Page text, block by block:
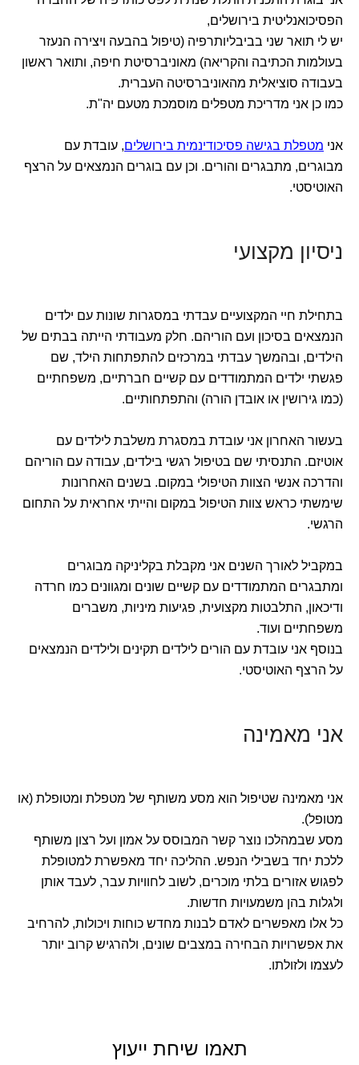
הפסיכואנליטית בירושלים,
יש לי תואר שני בביבליותרפיה (טיפול בהבעה ויצירה הנעזר
בעולמות הכתיבה והקריאה) מאוניברסיטת חיפה, ותואר ראשון
בעבודה סוציאלית מהאוניברסיטה העברית.
כמו כן אני מדריכת מטפלים מוסמכת מטעם יה"ת.
אני מטפלת בגישה פסיכודינמית בירושלים, עובדת עם
מבוגרים, מתבגרים והורים. וכן עם בוגרים הנמצאים על הרצף
האוטיסטי.
ניסיון מקצועי
בתחילת חיי המקצועיים עבדתי במסגרות שונות עם ילדים
הנמצאים בסיכון ועם הוריהם. חלק מעבודתי הייתה בבתים של
הילדים, ובהמשך עבדתי במרכזים להתפתחות הילד, שם
פגשתי ילדים המתמודדים עם קשיים חברתיים, משפחתיים
(כמו גירושין או אובדן הורה) והתפתחותיים.
בעשור האחרון אני עובדת במסגרת משלבת לילדים עם
אוטיזם. התנסיתי שם בטיפול רגשי בילדים, עבודה עם הוריהם
והדרכה אנשי הצוות הטיפולי במקום. בשנים האחרונות
שימשתי כראש צוות הטיפול במקום והייתי אחראית על התחום
הרגשי.
במקביל לאורך השנים אני מקבלת בקליניקה מבוגרים
ומתבגרים המתמודדים עם קשיים שונים ומגוונים כמו חרדה
ודיכאון, התלבטות מקצועית, פגיעות מיניות, משברים
משפחתיים ועוד.
בנוסף אני עובדת עם הורים לילדים תקינים ולילדים הנמצאים
על הרצף האוטיסטי.
אני מאמינה
אני מאמינה שטיפול הוא מסע משותף של מטפלת ומטופלת (או
מטופל).
מסע שבמהלכו נוצר קשר המבוסס על אמון ועל רצון משותף
ללכת יחד בשבילי הנפש. ההליכה יחד מאפשרת למטופלת
לפגוש אזורים בלתי מוכרים, לשוב לחוויות עבר, לעבד אותן
ולגלות בהן משמעויות חדשות.
כל אלו מאפשרים לאדם לבנות מחדש כוחות ויכולות, להרחיב
את אפשרויות הבחירה במצבים שונים, ולהרגיש קרוב יותר
לעצמו ולזולתו.
תאמו שיחת ייעוץ